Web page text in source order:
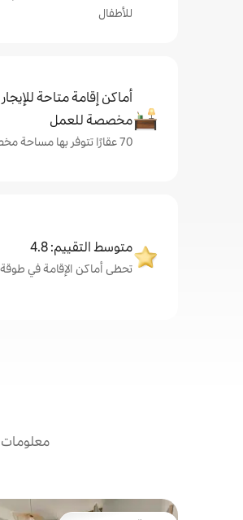
للأطفال
أماكن إقامة متاحة
مخصصة للعمل
70 عقارًا تتوفر بها مساحة مخصصة للعمل
متوسط التقييم: 4.8
تحظى أماكن الإقامة في طوقة
معلومات